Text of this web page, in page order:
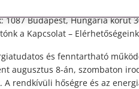
A jogi gyakorlatban
meg ügyfeleink, akiket
vagy ellenük hamisan
ügy kapcsán. Az
működésének alapvet...
1087 Budapest, Hungária körút
a Kapcsolat –
és fenntartható
augusztus 8-án, szombaton
A rendkívüli hőségre és az